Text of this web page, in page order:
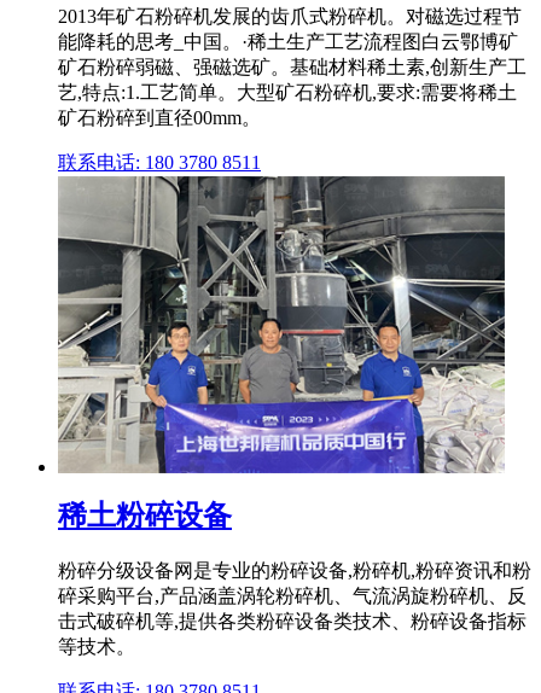
2013年矿石粉碎机发展的齿爪式粉碎机。对磁选过程节
能降耗的思考_中国。·稀土生产工艺流程图白云鄂博矿
矿石粉碎弱磁、强磁选矿。基础材料稀土素,创新生产工
艺,特点:1.工艺简单。大型矿石粉碎机,要求:需要将稀土
矿石粉碎到直径00mm。
联系电话: 180 3780 8511
稀土粉碎设备
粉碎分级设备网是专业的粉碎设备,粉碎机,粉碎资讯和粉
碎采购平台,产品涵盖涡轮粉碎机、气流涡旋粉碎机、反
击式破碎机等,提供各类粉碎设备类技术、粉碎设备指标
等技术。